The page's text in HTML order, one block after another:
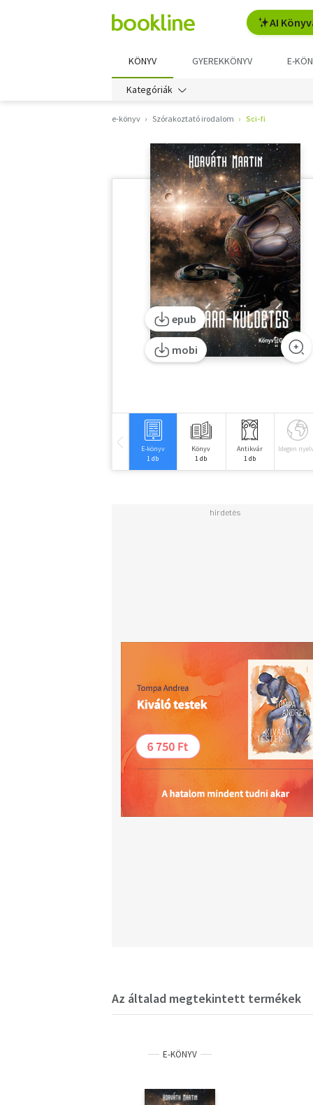
AI
KÖNYV GYEREKKÖNYV E-
Kategóriák
e-könyv Szórakoztató irodalom Sci-fi
epub
mobi
E-könyv
1 db
Könyv
1 db
Antikvár
1 db
Idegen
Az általad megtekintett termékek
E-KÖNYV